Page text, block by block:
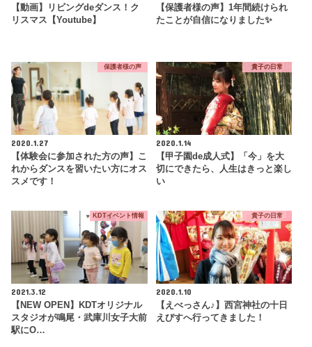
【動画】リビングdeダンス！ク
リスマス【Youtube】
【保護者様の声】1年間続けられ
たことが自信になりました✨
保護者様の声
2020.1.27
【体験会に参加された方の声】こ
れからダンスを習いたい方にオス
スメです！
貴子の日常
2020.1.14
【甲子園de成人式】「今」を大
切にできたら、人生はきっと楽し
い
KDTイベント情報
2021.3.12
【NEW OPEN】KDTオリジナル
スタジオが鳴尾・武庫川女子大前
駅にO…
貴子の日常
2020.1.10
【えべっさん♪】西宮神社の十日
えびすへ行ってきました！